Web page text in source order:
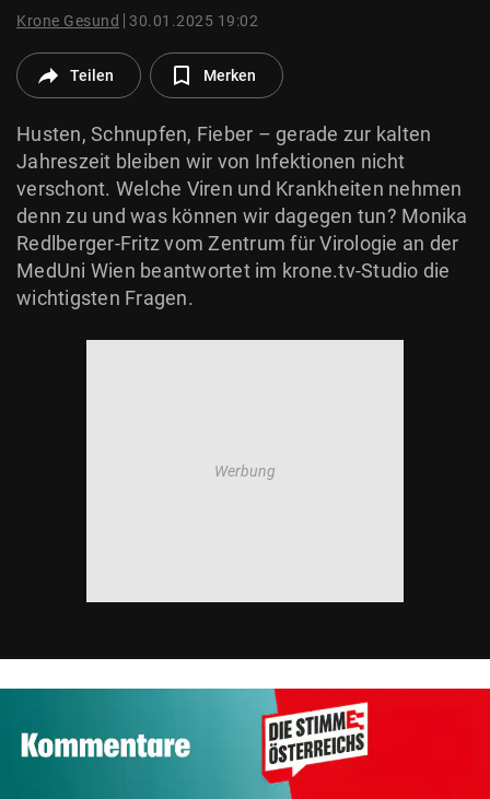
© Krone Multimedia GmbH & Co KG 2026
Krone Gesund 30.01.2025 19:02
Teilen Merken
Husten, Schnupfen, Fieber – gerade zur kalten
Jahreszeit bleiben wir von Infektionen nicht
verschont. Welche Viren und Krankheiten nehmen
denn zu und was können wir dagegen tun? Monika
Redlberger-Fritz vom Zentrum für Virologie an der
MedUni Wien beantwortet im krone.tv-Studio die
wichtigsten Fragen.